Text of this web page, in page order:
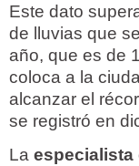
Este dato
de lluvias que
año, que es de
coloca a la
alcanzar el
se registró en
La especialista